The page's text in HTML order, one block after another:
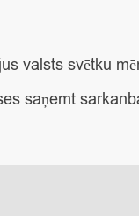
valsts svētku
saņemt